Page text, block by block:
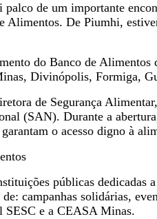
de um importante
Alimentos. De Piumhi,
do Banco de
Divinópolis, Formiga,
de Segurança
(SAN). Durante a
o acesso digno à
públicas dedicadas
campanhas solidárias,
SESC e a CEASA Minas.